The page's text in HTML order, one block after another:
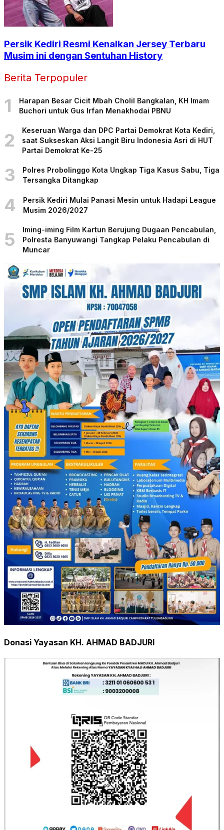
Persik Kediri Resmi Kenalkan Jersey Terbaru
Musim ini dengan Sentuhan History
Berita Terpopuler
1
Harapan Besar Cicit Mbah Cholil Bangkalan, KH Imam
Buchori untuk Gus Irfan Menakhodai PBNU
2
Keseruan Warga dan DPC Partai Demokrat Kota Kediri,
saat Sukseskan Aksi Langit Biru Indonesia Asri di HUT
Partai Demokrat Ke-25
3
Polres Probolinggo Kota Ungkap Tiga Kasus Sabu, Tiga
Tersangka Ditangkap
4
Persik Kediri Mulai Panasi Mesin untuk Hadapi League
Musim 2026/2027
5
Iming-iming Film Kartun Berujung Dugaan Pencabulan,
Polresta Banyuwangi Tangkap Pelaku Pencabulan di
Muncar
Donasi Yayasan KH. AHMAD BADJURI